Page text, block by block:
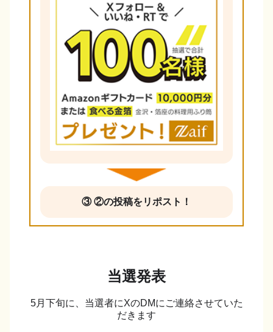
③ ②の投稿をリポスト！
当選発表
5月下旬に、当選者にXのDMにご連絡させていた
だきます